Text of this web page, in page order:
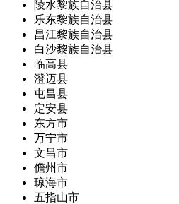
陵水黎族自治县
乐东黎族自治县
昌江黎族自治县
白沙黎族自治县
临高县
澄迈县
屯昌县
定安县
东方市
万宁市
文昌市
儋州市
琼海市
五指山市